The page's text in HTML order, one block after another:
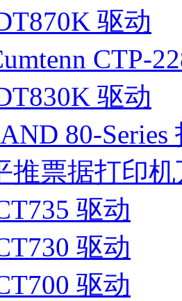
驱动
CTP-
驱动
80-Series
推票据打印
驱动
驱动
驱动